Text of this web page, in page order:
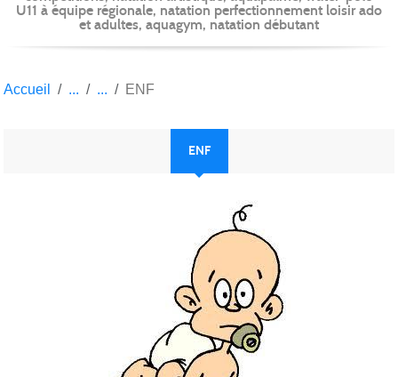
U11 à équipe régionale, natation perfectionnement loisir ado
et adultes, aquagym, natation débutant
Accueil ENF
ENF